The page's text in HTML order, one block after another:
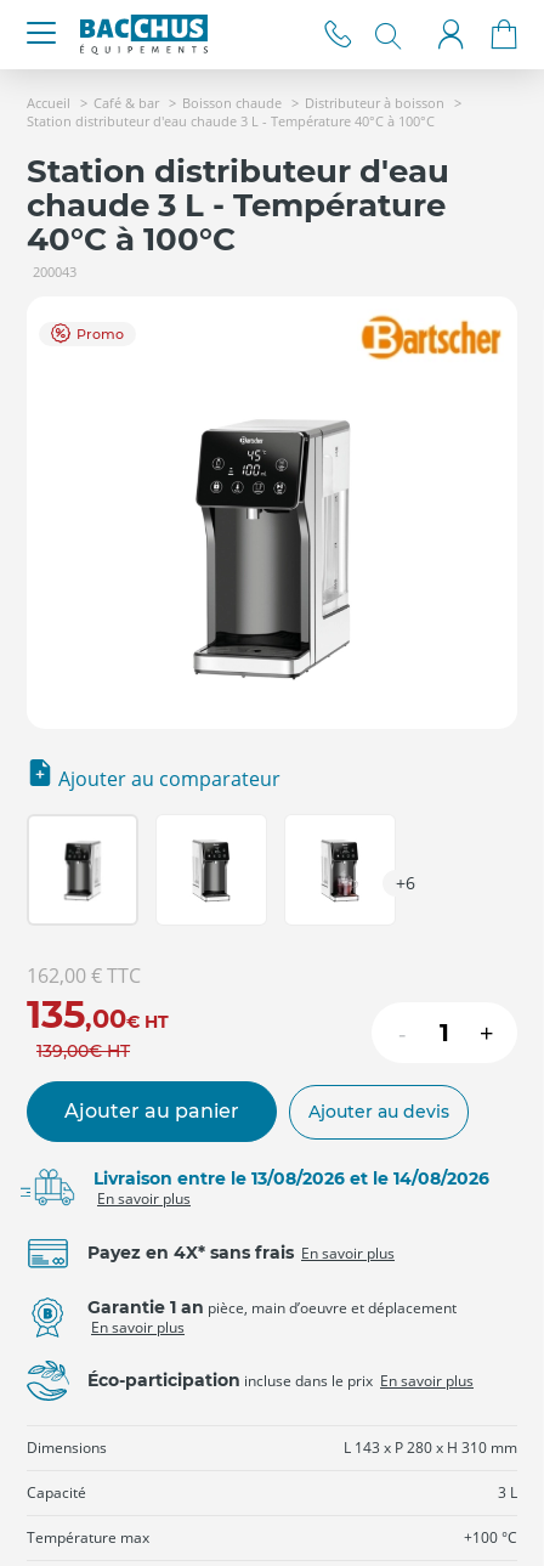
Accueil Café & bar Boisson chaude
Distributeur à boisson
Station distributeur d'eau chaude 3 L - Température 40°C à 100°C
Station distributeur d'eau
chaude 3 L - Température
40°C à 100°C
200043
Promo
Ajouter au comparateur
+6
162,00 €TTC
135,00€ HT
139,00€ HT
- +
Ajouter au panier Ajouter au devis
Livraison entre le 13/08/2026 et le 14/08/2026
En savoir plus
Payez en 4X* sans frais En savoir plus
Garantie 1 an pièce, main d’oeuvre et déplacement
En savoir plus
Éco-participation incluse dans le prix En savoir plus
Dimensions L 143 x P 280 x H 310 mm
Capacité 3 L
Température max +100 °C